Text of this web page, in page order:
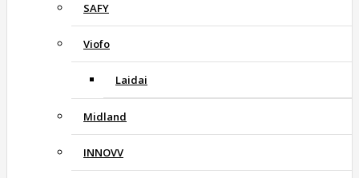
SAFY
Viofo
Laidai
Midland
INNOVV